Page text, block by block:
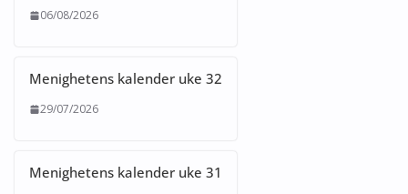
06/08/2026
Menighetens kalender uke 32
29/07/2026
Menighetens kalender uke 31